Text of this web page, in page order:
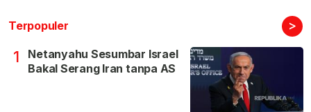
Terpopuler >
1
Netanyahu Sesumbar Israel
Bakal Serang Iran tanpa AS